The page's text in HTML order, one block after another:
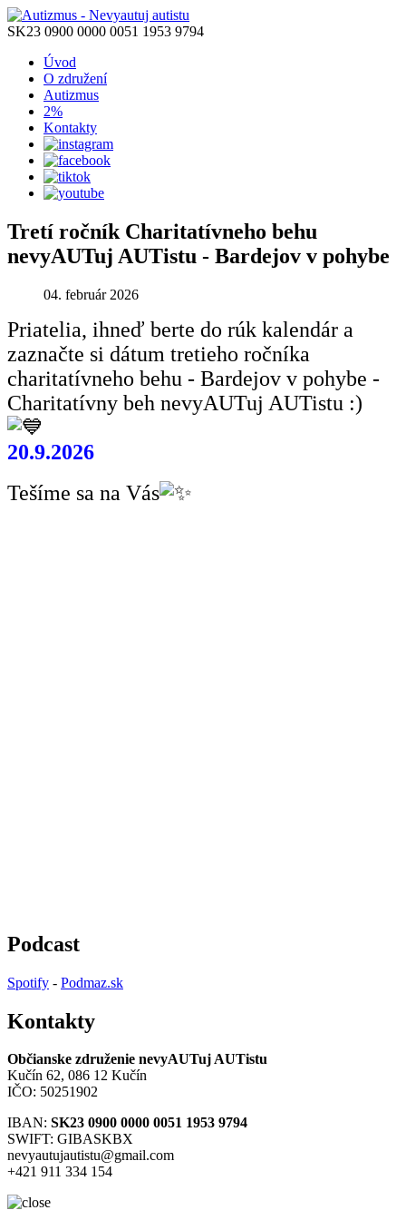
SK23 0900 0000 0051 1953 9794
Úvod
O združení
Autizmus
2%
Kontakty
Tretí ročník Charitatívneho behu
nevyAUTuj AUTistu - Bardejov v pohybe
04. február 2026
Priatelia, ihneď berte do rúk kalendár a
zaznačte si dátum tretieho ročníka
charitatívneho behu - Bardejov v pohybe -
Charitatívny beh nevyAUTuj AUTistu :)
20.9.2026
Tešíme sa na Vás
Podcast
Spotify - Podmaz.sk
Kontakty
Občianske združenie nevyAUTuj AUTistu
Kučín 62, 086 12 Kučín
IČO: 50251902
IBAN: SK23 0900 0000 0051 1953 9794
SWIFT: GIBASKBX
nevyautujautistu@gmail.com
+421 911 334 154